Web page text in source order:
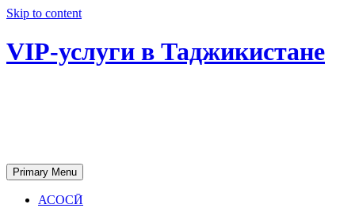
Skip to content
VIP-услуги в Таджикистане
Primary Menu
АСОСӢ